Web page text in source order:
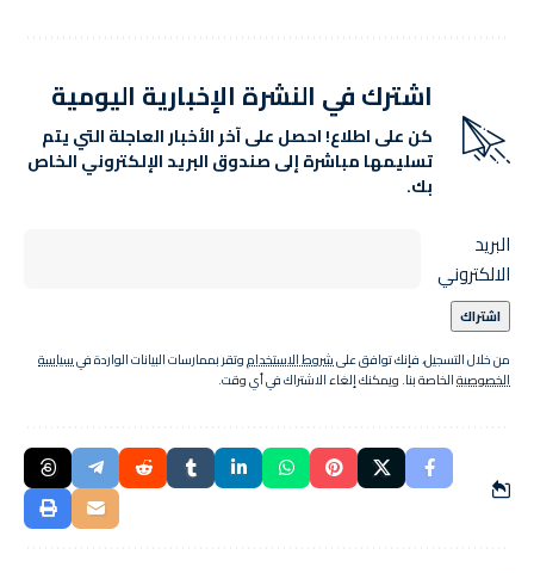
اشترك في النشرة الإخبارية اليومية
كن على اطلاع! احصل على آخر الأخبار العاجلة التي يتم
تسليمها مباشرة إلى صندوق البريد الإلكتروني الخاص
بك.
البريد
الالكتروني
من خلال التسجيل، فإنك توافق علىشروط الاستخداموتقر بممارسات البيانات الواردة فيسياسة
الخصوصيةالخاصة بنا. ويمكنك إلغاء الاشتراك في أي وقت.